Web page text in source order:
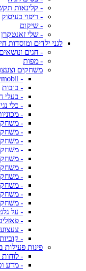
- קלינאות
- ריפוי בעיסוק
- שיקום
- שלי זאנטקרן
לגני ילדים ומוסדות
- חגים
- מפות
משחקים
- Playmobil
- בובות
- בעלי
- כלי
-
-
-
-
-
-
-
-
-
-
-
- על
-
-
-
פינות פעילות
-
- מדע